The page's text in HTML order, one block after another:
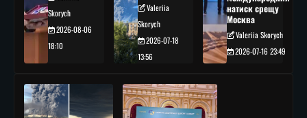
Skorych
2026-08-06
18:10
Valeriia
Skorych
2026-07-18
13:56
натиск срещу
Москва
Valeriia Skorych
2026-07-16 23:49